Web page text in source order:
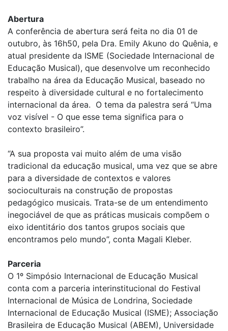
Abertura
A conferência de abertura será feita no dia 01 de
outubro, às 16h50, pela Dra. Emily Akuno do Quênia, e
atual presidente da ISME (Sociedade Internacional de
Educação Musical), que desenvolve um reconhecido
trabalho na área da Educação Musical, baseado no
respeito à diversidade cultural e no fortalecimento
internacional da área. O tema da palestra será “Uma
voz visível - O que esse tema significa para o
contexto brasileiro”.
“A sua proposta vai muito além de uma visão
tradicional da educação musical, uma vez que se abre
para a diversidade de contextos e valores
socioculturais na construção de propostas
pedagógico musicais. Trata-se de um entendimento
inegociável de que as práticas musicais compõem o
eixo identitário dos tantos grupos sociais que
encontramos pelo mundo”, conta Magali Kleber.
Parceria
O 1º Simpósio Internacional de Educação Musical
conta com a parceria interinstitucional do Festival
Internacional de Música de Londrina, Sociedade
Internacional de Educação Musical (ISME); Associação
Brasileira de Educação Musical (ABEM), Universidade